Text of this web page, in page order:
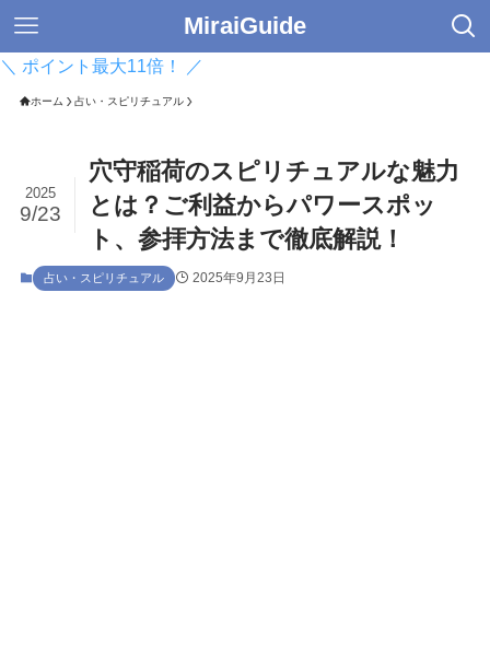
MiraiGuide
＼ ポイント最大11倍！ ／
ホーム 占い・スピリチュアル
穴守稲荷のスピリチュアルな魅力
とは？ご利益からパワースポッ
ト、参拝方法まで徹底解説！
2025
9/23
占い・スピリチュアル 2025年9月23日